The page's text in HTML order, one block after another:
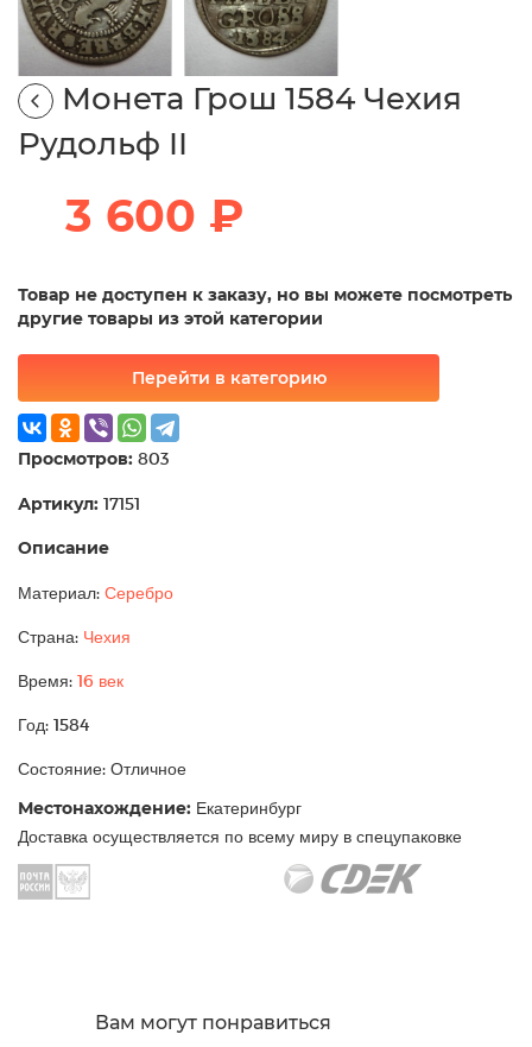
Монета Грош 1584 Чехия
Рудольф II
3 600 ₽
Товар не доступен к заказу, но вы можете посмотреть
другие товары из этой категории
Перейти в категорию
Просмотров: 803
Артикул: 17151
Описание
Материал: Серебро
Страна: Чехия
Время: 16 век
Год: 1584
Состояние: Отличное
Местонахождение: Екатеринбург
Доставка осуществляется по всему миру в спецупаковке
Вам могут понравиться